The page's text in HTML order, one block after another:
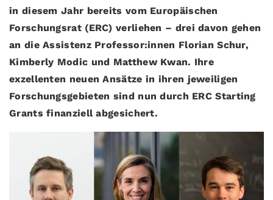
in diesem Jahr bereits vom Europäischen
Forschungsrat (ERC) verliehen – drei davon gehen
an die Assistenz Professor:innen Florian Schur,
Kimberly Modic und Matthew Kwan. Ihre
exzellenten neuen Ansätze in ihren jeweiligen
Forschungsgebieten sind nun durch ERC Starting
Grants finanziell abgesichert.